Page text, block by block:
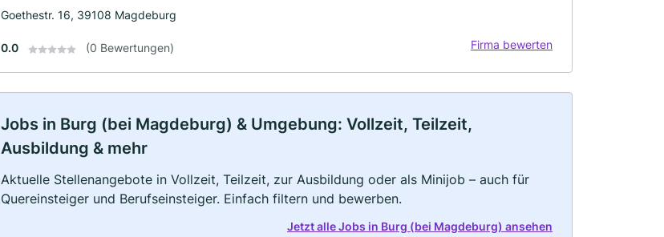
Goethestr. 16, 39108 Magdeburg
0.0 (0 Bewertungen) Firma bewerten
Jobs in Burg (bei Magdeburg) & Umgebung: Vollzeit, Teilzeit,
Ausbildung & mehr
Aktuelle Stellenangebote in Vollzeit, Teilzeit, zur Ausbildung oder als Minijob – auch für
Quereinsteiger und Berufseinsteiger. Einfach filtern und bewerben.
Jetzt alle Jobs in Burg (bei Magdeburg) ansehen